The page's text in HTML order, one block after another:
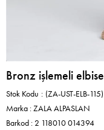
Bronz işlemeli elbise
Stok Kodu
(ZA-UST-ELB-115)
Marka :ZALA ALPASLAN
Barkod : 2 118010 014394